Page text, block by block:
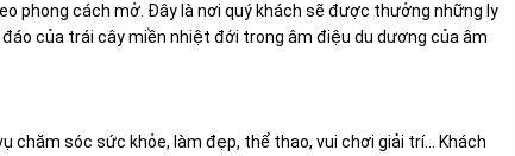
phong cách mở. Đây là nơi quý khách sẽ được thưởng những ly
của trái cây miền nhiệt đới trong âm điệu du dương của âm
chăm sóc sức khỏe, làm đẹp, thể thao, vui chơi giải trí… Khách